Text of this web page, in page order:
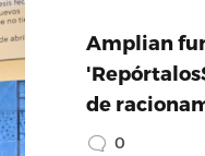
Amplian
de
0